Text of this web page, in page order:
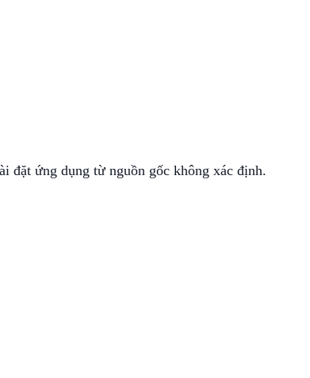
đặt ứng dụng từ nguồn gốc không xác định.